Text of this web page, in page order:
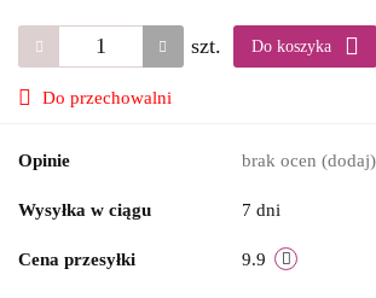
szt. Do koszyka
Do przechowalni
Opinie brak ocen (dodaj)
Wysyłka w ciągu 7 dni
Cena przesyłki 9.9